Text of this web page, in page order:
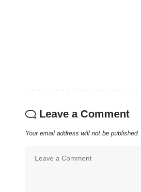
Leave a Comment
Your email address will not be published.